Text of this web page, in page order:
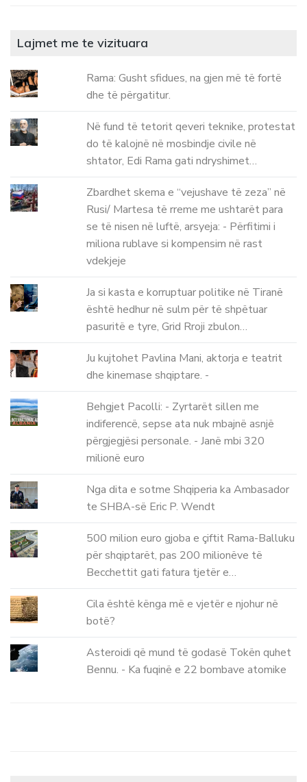
Lajmet me te vizituara
Rama: Gusht sfidues, na gjen më të fortë
dhe të përgatitur.
Në fund të tetorit qeveri teknike, protestat
do të kalojnë në mosbindje civile në
shtator, Edi Rama gati ndryshimet…
Zbardhet skema e “vejushave të zeza” në
Rusi/ Martesa të rreme me ushtarët para
se të nisen në luftë, arsyeja: - Përfitimi i
miliona rublave si kompensim në rast
vdekjeje
Ja si kasta e korruptuar politike në Tiranë
është hedhur në sulm për të shpëtuar
pasuritë e tyre, Grid Rroji zbulon…
Ju kujtohet Pavlina Mani, aktorja e teatrit
dhe kinemase shqiptare. -
Behgjet Pacolli: - Zyrtarët sillen me
indiferencë, sepse ata nuk mbajnë asnjë
përgjegjësi personale. - Janë mbi 320
milionë euro
Nga dita e sotme Shqiperia ka Ambasador
te SHBA-së Eric P. Wendt
500 milion euro gjoba e çiftit Rama-Balluku
për shqiptarët, pas 200 milionëve të
Becchettit gati fatura tjetër e…
Cila është kënga më e vjetër e njohur në
botë?
Asteroidi që mund të godasë Tokën quhet
Bennu. - Ka fuqinë e 22 bombave atomike